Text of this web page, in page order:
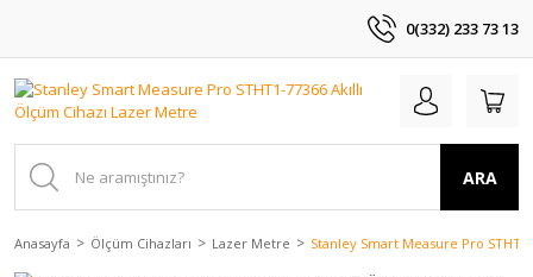
0(332) 233 73 13
ARA
Anasayfa Ölçüm Cihazları Lazer Metre Stanley Smart Measure Pro